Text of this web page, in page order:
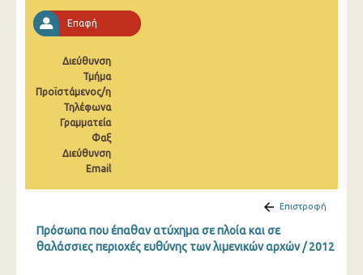
2013
2011
2010
2009
2008
2005
Επαφή
Διεύθυνση
Τμήμα
Προϊστάμενος/η
Τηλέφωνα
Γραμματεία
Φαξ
Διεύθυνση
Email
Επιστροφή
Πρόσωπα που έπαθαν ατύχημα σε πλοία και σε
θαλάσσιες περιοχές ευθύνης των λιμενικών αρχών / 2012